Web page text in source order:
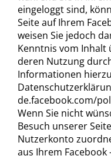
eingeloggt sind,
Seite auf Ihrem
weisen Sie jedoch
Kenntnis vom
deren Nutzung
Informationen
de.facebook.com/
Wenn Sie nicht
Besuch unserer
Nutzerkonto
aus Ihrem